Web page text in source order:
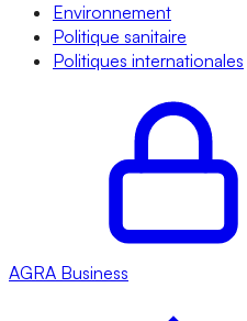
Environnement
Politique sanitaire
Politiques internationales
AGRA Business